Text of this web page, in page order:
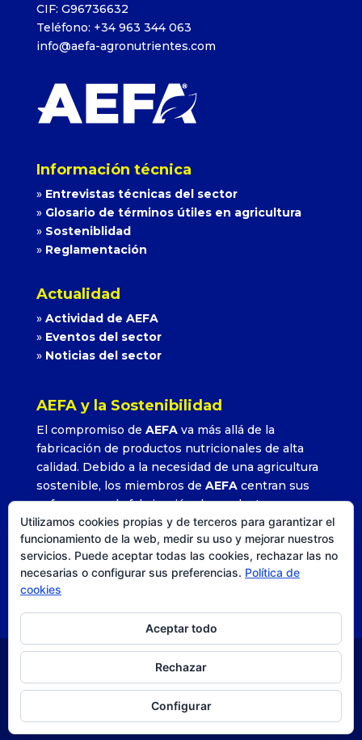
CIF: G96736632
Teléfono: +34 963 344 063
info@aefa-agronutrientes.com
Información técnica
» Entrevistas técnicas del sector
» Glosario de términos útiles en agricultura
» Sosteniblidad
» Reglamentación
Actualidad
» Actividad de AEFA
» Eventos del sector
» Noticias del sector
AEFA y la Sostenibilidad
El compromiso de AEFAva más allá de la
fabricación de productos nutricionales de alta
calidad. Debido a la necesidad de una agricultura
sostenible, los miembros de AEFAcentran sus
esfuerzos en la fabricación de productos que
permitan alcanzar altos rendimientos con la
utilización adecuada y precisa de sus formulados.
»Leer más
© AEFA| Agencia DISEO |Posicionamiento SEO|
Estrategia, comunicación y diseño. |
de privacidad|Política de cookies
Utilizamos cookies propias y de terceros para garantizar el
funcionamiento de la web, medir su uso y mejorar nuestros
servicios. Puede aceptar todas las cookies, rechazar las no
necesarias o configurar sus preferencias. Política de
cookies
Aceptar todo
Rechazar
Configurar